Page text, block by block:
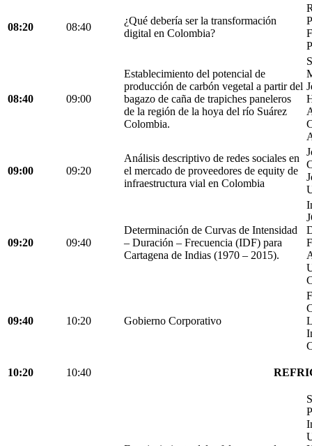
08:20 08:40
¿Qué debería ser la transformación
digital en Colombia?
08:40 09:00
Establecimiento del potencial de
producción de carbón vegetal a partir del
bagazo de caña de trapiches paneleros
de la región de la hoya del río Suárez
Colombia.
09:00 09:20
Análisis descriptivo de redes sociales en
el mercado de proveedores de equity de
infraestructura vial en Colombia
09:20 09:40
Determinación de Curvas de Intensidad
– Duración – Frecuencia (IDF) para
Cartagena de Indias (1970 – 2015).
09:40 10:20 Gobierno Corporativo
10:20 10:40